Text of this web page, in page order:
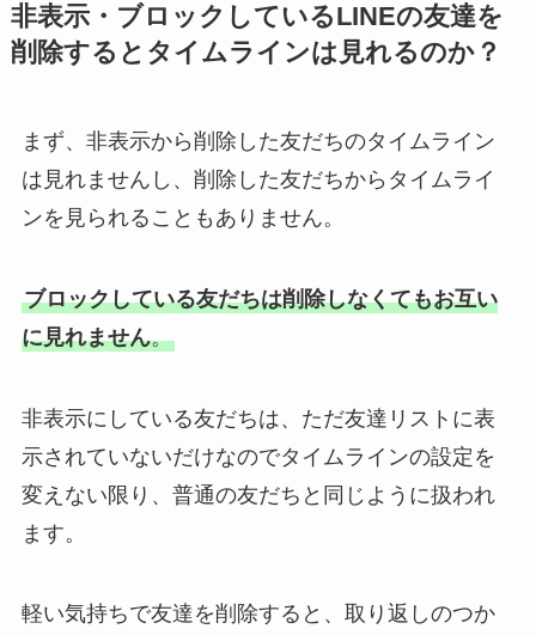
非表示・ブロックしているLINEの友達を
削除するとタイムラインは見れるのか？
まず、 非表示から削除した友だちのタイムライン
は見れませんし、削除した友だちからタイムライ
ンを見られることもありません。
ブロックしている友だちは削除しなくてもお互い
に見れません。
非表示にしている友だちは、ただ友達リストに表
示されていないだけなのでタイムラインの設定を
変えない限り、普通の友だちと同じように扱われ
ます。
軽い気持ちで友達を削除すると、取り返しのつか